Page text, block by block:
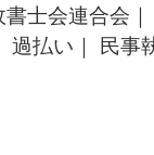
士会連合会
過払い｜ 民